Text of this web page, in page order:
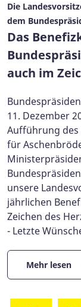
Die
dem
Das
auch im
11. Dezember
Aufführung des
für
unsere
jährlichen
Zeichen des
- Letzte
Mehr lesen